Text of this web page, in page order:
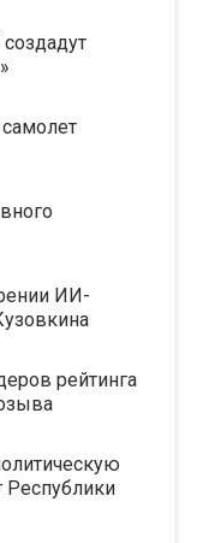
ИИ-
рейтинга
Республики